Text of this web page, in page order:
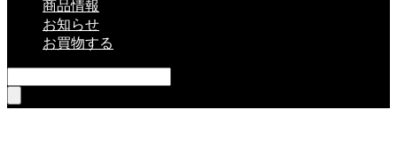
商品情報
お知らせ
お買物する